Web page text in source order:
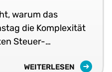
warum das
die Komplexität
Steuer-
WEITERLESEN